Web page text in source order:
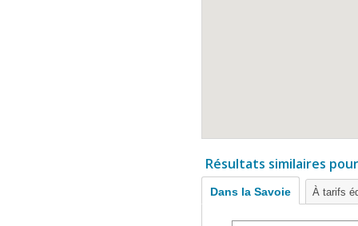
Résultats similaires
Dans la Savoie À tarifs